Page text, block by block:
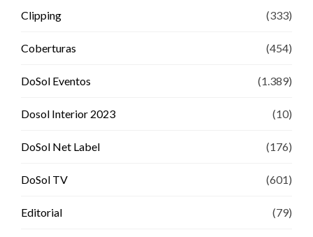
Clipping (333)
Coberturas (454)
DoSol Eventos (1.389)
Dosol Interior 2023 (10)
DoSol Net Label (176)
DoSol TV (601)
Editorial (79)